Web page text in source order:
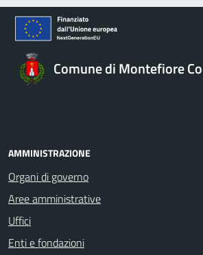
Comune di Montefiore
AMMINISTRAZIONE
Organi di governo
Aree amministrative
Uffici
Enti e fondazioni